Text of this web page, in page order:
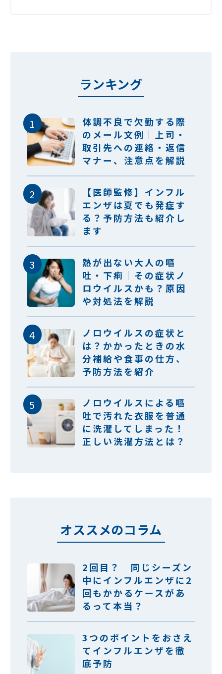
ランキング
体調不良で欠勤する際
のメール文例｜上司・
取引先への連絡・返信
マナー、注意点を解説
【医師監修】インフル
エンザは夏でも発症す
る？予防方法も紹介し
ます
熱が出ない大人の嘔
吐・下痢｜その症状ノ
ロウイルスかも？原因
や対処法を解説
ノロウイルスの症状と
は？かかったときの水
分補給や食事の仕方、
予防方法を紹介
ノロウイルスによる嘔
吐で汚れた衣服を普通
に洗濯してしまった！
正しい洗濯方法とは？
オススメのコラム
2回目？ 同じシーズン
中にインフルエンザに2
回もかかるケースがあ
るって本当？
3つのポイントをおさえ
てインフルエンザを徹
底予防